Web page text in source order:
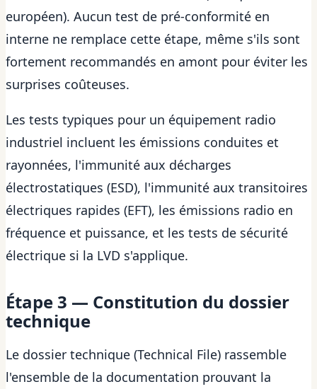
européen). Aucun test de pré-conformité en
interne ne remplace cette étape, même s'ils sont
fortement recommandés en amont pour éviter les
surprises coûteuses.
Les tests typiques pour un équipement radio
industriel incluent les émissions conduites et
rayonnées, l'immunité aux décharges
électrostatiques (ESD), l'immunité aux transitoires
électriques rapides (EFT), les émissions radio en
fréquence et puissance, et les tests de sécurité
électrique si la LVD s'applique.
Étape 3 — Constitution du dossier
technique
Le dossier technique (Technical File) rassemble
l'ensemble de la documentation prouvant la